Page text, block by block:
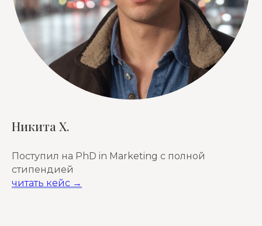
Никита Х.
Поступил на PhD in Marketing с полной
стипендией
читать кейс →